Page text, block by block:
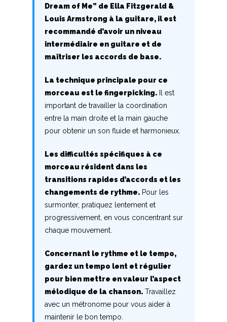
Dream of Me” de Ella Fitzgerald &
Louis Armstrong à la guitare, il est
recommandé d’avoir un niveau
intermédiaire en guitare et de
maîtriser les accords de base.
La technique principale pour ce
morceau est le fingerpicking. Il est
important de travailler la coordination
entre la main droite et la main gauche
pour obtenir un son fluide et harmonieux.
Les difficultés spécifiques à ce
morceau résident dans les
transitions rapides d’accords et les
changements de rythme. Pour les
surmonter, pratiquez lentement et
progressivement, en vous concentrant sur
chaque mouvement.
Concernant le rythme et le tempo,
gardez un tempo lent et régulier
pour bien mettre en valeur l’aspect
mélodique de la chanson. Travaillez
avec un métronome pour vous aider à
maintenir le bon tempo.
D
E
F
G
H
I
K
L
M
O
P
Q